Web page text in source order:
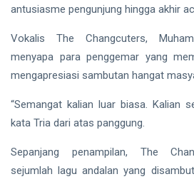
Manggala
Masih
Padamkan
Karhutla
Seluas 45
Pelalawan
dan Inhu
Aug,
2026
views
PENDIDIKAN
Mahasiswa
Fasilkom
Unilak
Tembus
06
2026
20
antusiasme pengunjung hingga akhir
Vokalis The Changcuters,
menyapa para penggemar yang
mengapresiasi sambutan hangat
“Semangat kalian luar biasa. Kalian
kata Tria dari atas panggung.
Sepanjang penampilan, The
sejumlah lagu andalan yang